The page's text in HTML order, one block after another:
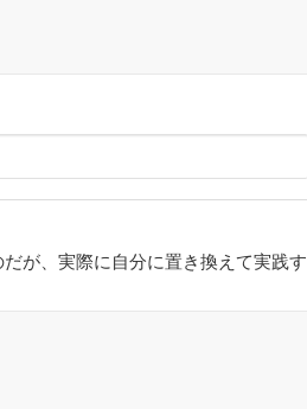
が、実際に自分に置き換えて実践す